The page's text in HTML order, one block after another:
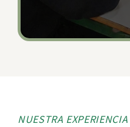
NUESTRA EXPERIENCIA